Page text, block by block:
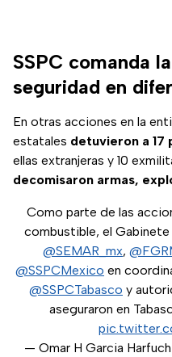
SSPC comanda
seguridad en
En otras acciones en la
estatales detuvieron a 17
ellas extranjeras y 10
decomisaron armas,
Como parte de las
combustible, el
@SEMAR_mx,
@SSPCMexico en
@SSPCTabasco y
aseguraron en
— Omar H Garcia